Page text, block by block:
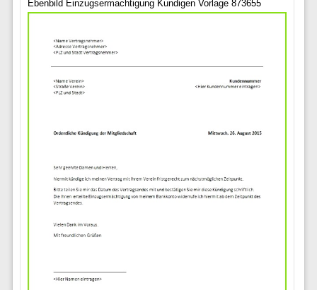
Ebenbild Einzugsermachtigung Kundigen Vorlage 873655